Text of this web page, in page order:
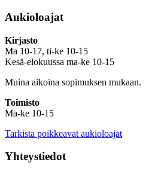
Aukioloajat
Kirjasto
Ma 10-17, ti-ke 10-15
Kesä-elokuussa ma-ke 10-15
Muina aikoina sopimuksen mukaan.
Toimisto
Ma-ke 10-15
Tarkista poikkeavat aukioloajat
Yhteystiedot